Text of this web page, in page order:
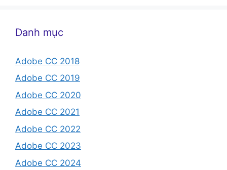
Danh mục
Adobe CC 2018
Adobe CC 2019
Adobe CC 2020
Adobe CC 2021
Adobe CC 2022
Adobe CC 2023
Adobe CC 2024